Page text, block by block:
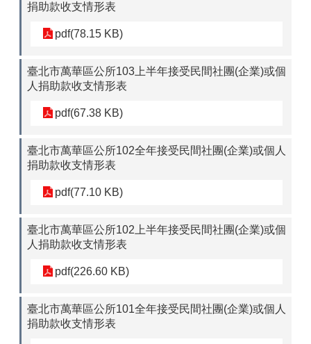
捐助款收支情形表
pdf(78.15 KB)
臺北市萬華區公所103上半年接受民間社團(企業)或個
人捐助款收支情形表
pdf(67.38 KB)
臺北市萬華區公所102全年接受民間社團(企業)或個人
捐助款收支情形表
pdf(77.10 KB)
臺北市萬華區公所102上半年接受民間社團(企業)或個
人捐助款收支情形表
pdf(226.60 KB)
臺北市萬華區公所101全年接受民間社團(企業)或個人
捐助款收支情形表